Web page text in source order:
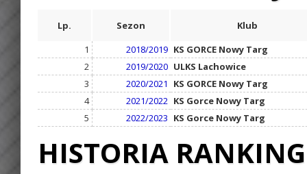
Lp. Sezon
Klub
1
2018/2019 KS GORCE Nowy Targ
2
2019/2020 ULKS Lachowice
3
2020/2021
KS GORCE Nowy Targ
4
2021/2022 KS Gorce Nowy Targ
5
2022/2023 KS Gorce Nowy Targ
HISTORIA